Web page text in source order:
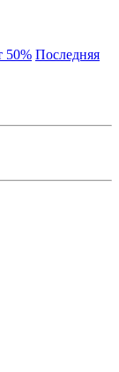
50% Последняя